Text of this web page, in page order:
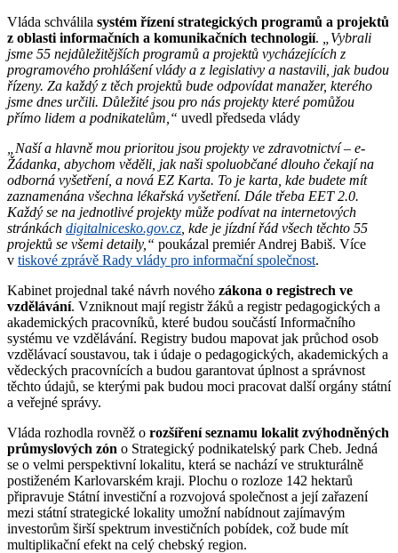
Vláda schválila systém řízení strategických programů a projektů
z oblasti informačních a komunikačních technologií.
„Vybrali
jsme 55 nejdůležitějších programů a projektů vycházejících z
programového prohlášení vlády a z legislativy a nastavili, jak budou
řízeny. Za každý z těch projektů bude odpovídat manažer, kterého
jsme dnes určili. Důležité jsou pro nás projekty které pomůžou
přímo lidem a podnikatelům,“ uvedl předseda vlády
„Naší a hlavně mou prioritou jsou projekty ve zdravotnictví – e-
Žádanka, abychom věděli, jak naši spoluobčané dlouho čekají na
odborná vyšetření, a nová EZ Karta. To je karta, kde budete mít
zaznamenána všechna lékařská vyšetření. Dále třeba EET 2.0.
Každý se na jednotlivé projekty může podívat na internetových
stránkách digitalnicesko.gov.cz , kde je jízdní řád všech těchto 55
projektů se všemi detaily,“ poukázal premiér Andrej Babiš. Více
v tiskové zprávě Rady vlády pro informační společnost.
Kabinet projednal také návrh nového zákona o registrech ve
vzdělávání. Vzniknout mají registr žáků a registr pedagogických a
akademických pracovníků, které budou součástí Informačního
systému ve vzdělávání. Registry budou mapovat jak průchod osob
vzdělávací soustavou, tak i údaje o pedagogických, akademických a
vědeckých pracovnících a budou garantovat úplnost a správnost
těchto údajů, se kterými pak budou moci pracovat další orgány státní
a veřejné správy.
Vláda rozhodla rovněž o rozšíření seznamu lokalit zvýhodněných
průmyslových zón o Strategický podnikatelský park Cheb. Jedná
se o velmi perspektivní lokalitu, která se nachází ve strukturálně
postiženém Karlovarském kraji. Plochu o rozloze 142 hektarů
připravuje Státní investiční a rozvojová společnost a její zařazení
mezi státní strategické lokality umožní nabídnout zajímavým
investorům širší spektrum investičních pobídek, což bude mít
multiplikační efekt na celý chebský region.